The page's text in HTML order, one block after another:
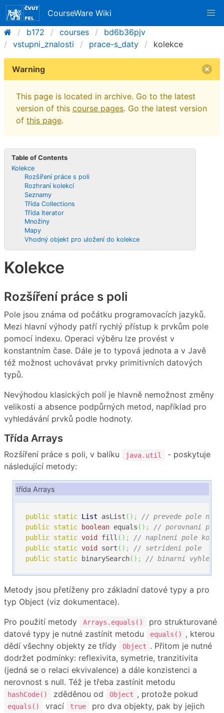
CourseWare Wiki
b172
courses
bd6b36pjv
vstupni_znalosti
prace-s_daty kolekce
Warning
This page is located in archive. Go to the latest
version of this course pages. Go the latest version
of this page.
Table of Contents
Kolekce
Rozšíření práce s poli
Rozhraní kolekcí
Seznamy
Třída Collections
Třída Iterator
Množiny
Mapy
Vhodný objekt pro uložení do kolekce
Kolekce
Rozšíření práce s poli
Pole jsou známa od počátku programovacích jazyků.
Mezi hlavní výhody patří rychlý přístup k prvkům pole
pomocí indexu. Operaci výběru lze provést v
konstantním čase. Dále je to typová jednota a v Javě
též možnost uchovávat prvky primitivních datových
typů.
Nevýhodou klasických polí je hlavně nemožnost změny
velikosti a absence podpůrných metod, například pro
vyhledávání prvků podle hodnoty.
Třída Arrays
Rozšíření práce s poli, v balíku java.util
- poskytuje
následující metody:
třída Arrays
public static List asList ( ) ;
// prevede pole na
public static boolean equals ( ) ;
// porovnani poli
public static void fill ( ) ;
// naplneni pole konst.
public static void sort ( ) ;
// setrideni pole
public static binarySearch( ) ; // binarni
Metody jsou přetíženy pro základní datové typy a pro
typ Object (viz dokumentace).
Pro použití metody
Arrays.equals()
pro strukturované
datové typy je nutné zastínit metodu
equals()
, kterou
dědí všechny objekty ze třídy
Object . Přitom je nutné
dodržet podmínky: reflexivita, symetrie, tranzitivita
(jedná se o relaci ekvivalence) a dále konzistenci a
nerovnost s null. Též je třeba zastínit metodu
hashCode() zděděnou od Object , protože pokud
equals() vrací true pro dva objekty, pak by jejich